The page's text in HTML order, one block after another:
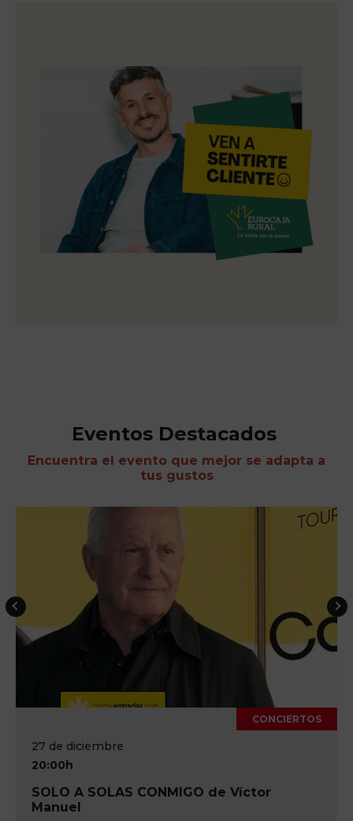
Eventos Destacados
Encuentra el evento que mejor se adapta a
tus gustos
27 de diciembre
20:00h
SOLO A SOLAS CONMIGO de Víctor
Manuel
CONCIERTOS